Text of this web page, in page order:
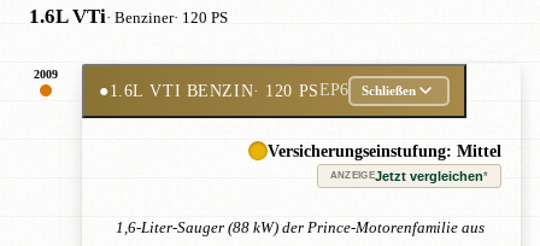
1.6L VTi· Benziner· 120 PS
2009
●1.6L VTI BENZIN· 120 PSEP6 Schließen
Versicherungseinstufung: Mittel
ANZEIGEJetzt vergleichen*
1,6-Liter-Sauger (88 kW) der Prince-Motorenfamilie aus